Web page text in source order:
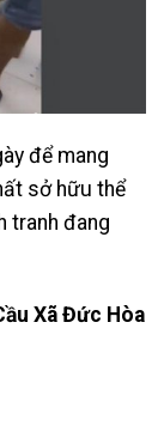
để mang
sở hữu thể
tranh đang
Xã Đức Hòa